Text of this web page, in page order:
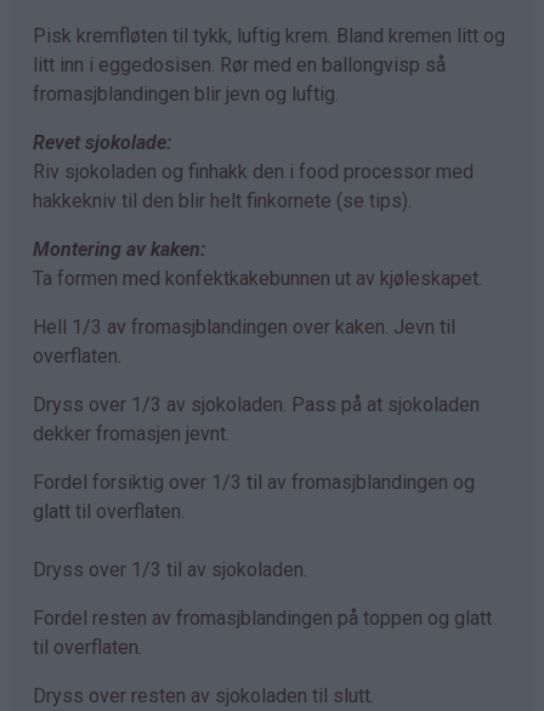
Pisk kremfløten til tykk, luftig krem. Bland kremen litt og
litt inn i eggedosisen. Rør med en ballongvisp så
fromasjblandingen blir jevn og luftig.
Revet sjokolade:
Riv sjokoladen og finhakk den i food processor med
hakkekniv til den blir helt finkornete (se tips).
Montering av kaken:
Ta formen med konfektkakebunnen ut av kjøleskapet.
Hell 1/3 av fromasjblandingen over kaken. Jevn til
overflaten.
Dryss over 1/3 av sjokoladen. Pass på at sjokoladen
dekker fromasjen jevnt.
Fordel forsiktig over 1/3 til av fromasjblandingen og
glatt til overflaten.
Dryss over 1/3 til av sjokoladen.
Fordel resten av fromasjblandingen på toppen og glatt
til overflaten.
Dryss over resten av sjokoladen til slutt.